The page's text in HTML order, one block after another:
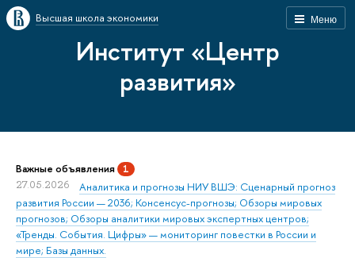
Меню
Высшая школа экономики
Институт «Центр
развития»
Важные объявления 1
27.05.2026
Аналитика и прогнозы НИУ ВШЭ: Сценарный прогноз
развития России — 2036; Консенсус-прогнозы; Обзоры мировых
прогнозов; Обзоры аналитики мировых экспертных центров;
«Тренды. События. Цифры» — мониторинг повестки в России и
мире; Базы данных.